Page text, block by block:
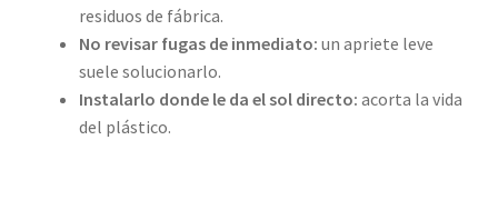
residuos de fábrica.
No revisar fugas de inmediato: un apriete leve
suele solucionarlo.
Instalarlo donde le da el sol directo: acorta la vida
del plástico.